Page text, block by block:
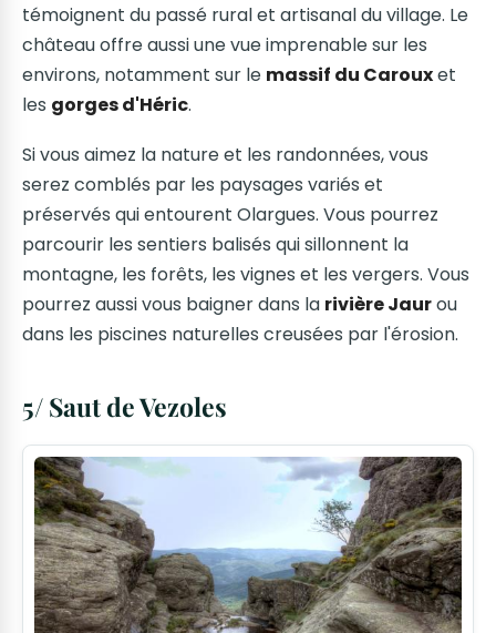
témoignent du passé rural et artisanal du village. Le
château offre aussi une vue imprenable sur les
environs, notamment sur le massif du Carouxet
les gorges d'Héric.
Si vous aimez la nature et les randonnées, vous
serez comblés par les paysages variés et
préservés qui entourent Olargues. Vous pourrez
parcourir les sentiers balisés qui sillonnent la
montagne, les forêts, les vignes et les vergers. Vous
pourrez aussi vous baigner dans la rivière Jaurou
dans les piscines naturelles creusées par l'érosion.
5/ Saut de Vezoles